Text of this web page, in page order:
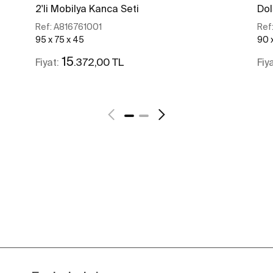
2'li Mobilya Kanca Seti
Ref: A816761001
95 x 75 x 45
Fiyat: 15 .372,00 TL
Ref:
90